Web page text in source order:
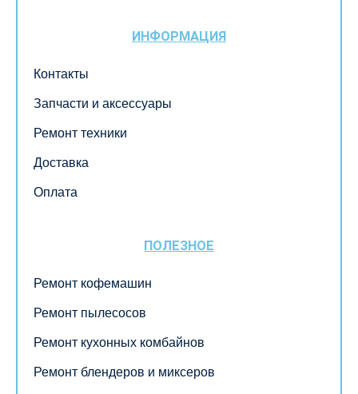
ИНФОРМАЦИЯ
Контакты
Запчасти и аксессуары
Ремонт техники
Доставка
Оплата
ПОЛЕЗНОЕ
Ремонт кофемашин
Ремонт пылесосов
Ремонт кухонных комбайнов
Ремонт блендеров и миксеров